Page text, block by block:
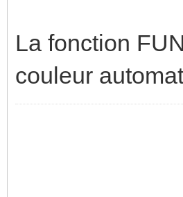
La fonction
couleur